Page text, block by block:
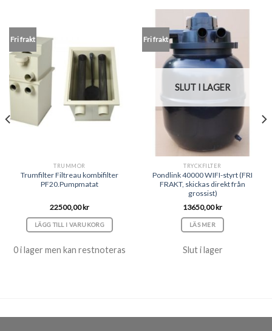
Fri frakt
TRUMMOR
Trumfilter Filtreau kombifilter
PF20.Pumpmatat
22500,00kr
LÄGG TILL I VARUKORG
0 i lager men kan restnoteras
Fri frakt
SLUT I LAGER
TRYCKFILTER
Pondlink 40000 WIFI-styrt (FRI
FRAKT, skickas direkt från
grossist)
13650,00kr
LÄS MER
Slut i lager